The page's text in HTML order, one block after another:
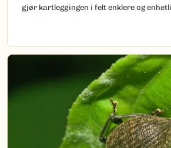
gjør kartleggingen i felt enklere og